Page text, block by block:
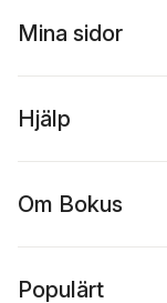
Mina sidor
Hjälp
Om Bokus
Populärt